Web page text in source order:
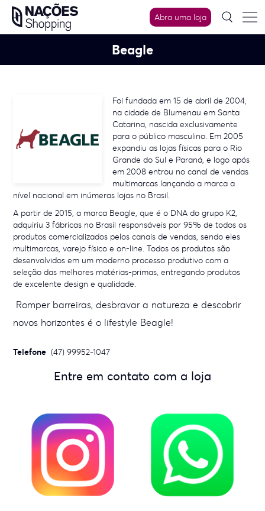
Skip
content
Abra uma loja
Beagle
Foi fundada em 15 de abril de 2004,
na cidade de Blumenau em Santa
Catarina, nascida exclusivamente
para o público masculino. Em 2005
expandiu as lojas físicas para o Rio
Grande do Sul e Paraná, e logo após
em 2008 entrou no canal de vendas
multimarcas lançando a marca a
nível nacional em inúmeras lojas no Brasil.
A partir de 2015, a marca Beagle, que é o DNA do grupo K2,
adquiriu 3 fábricas no Brasil responsáveis por 95% de todos os
produtos comercializados pelos canais de vendas, sendo eles
multimarcas, varejo físico e on-line. Todos os produtos são
desenvolvidos em um moderno processo produtivo com a
seleção das melhores matérias-primas, entregando produtos
de excelente design e qualidade.
Romper barreiras, desbravar a natureza e descobrir
novos horizontes é o lifestyle Beagle!
Telefone (47) 99952-1047
Entre em contato com a loja